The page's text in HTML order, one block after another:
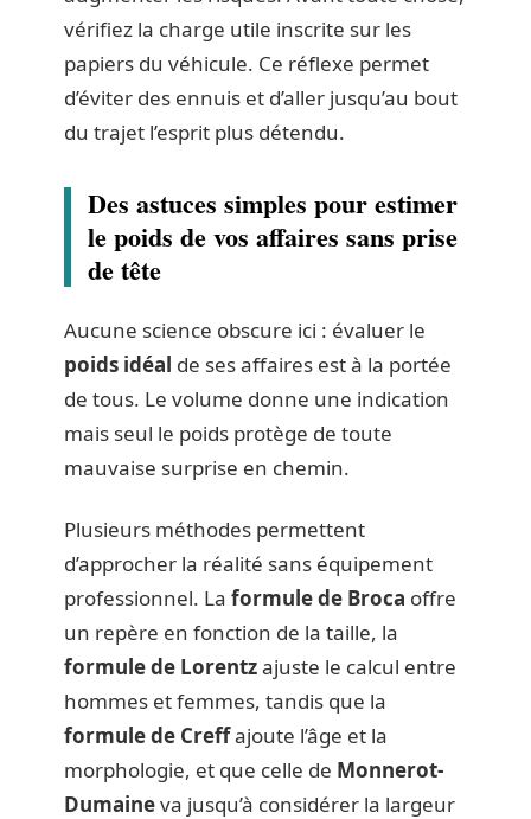
vérifiez la charge utile inscrite sur les
papiers du véhicule. Ce réflexe permet
d’éviter des ennuis et d’aller jusqu’au bout
du trajet l’esprit plus détendu.
Des astuces simples pour estimer
le poids de vos affaires sans prise
de tête
Aucune science obscure ici : évaluer le
poids idéal de ses affaires est à la portée
de tous. Le volume donne une indication
mais seul le poids protège de toute
mauvaise surprise en chemin.
Plusieurs méthodes permettent
d’approcher la réalité sans équipement
professionnel. La formule de Broca offre
un repère en fonction de la taille, la
formule de Lorentzajuste le calcul entre
hommes et femmes, tandis que la
formule de Creffajoute l’âge et la
morphologie, et que celle de Monnerot-
Dumaineva jusqu’à considérer la largeur